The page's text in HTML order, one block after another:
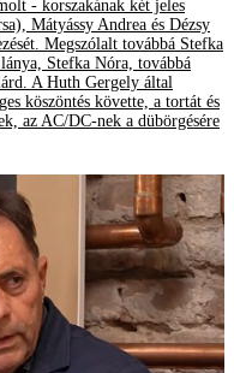
- korszakának két jeles
Mátyássy Andrea és Dézsy
Megszólalt továbbá Stefka
Stefka Nóra, továbbá
A Huth Gergely által
köszöntés követte, a tortát és
az AC/DC-nek a dübörgésére